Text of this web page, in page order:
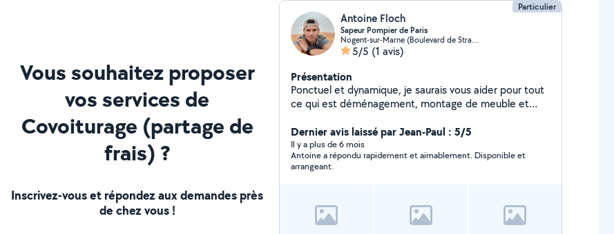
Vous souhaitez proposer
vos services de
Covoiturage (partage de
frais) ?
Inscrivez-vous et répondez aux demandes près
de chez vous !
Particulier
Antoine Floch
Sapeur Pompier de Paris
Nogent-sur-Marne (Boulevard de Strasbourg)
5/5 (1 avis)
Présentation
Ponctuel et dynamique, je saurais vous aider pour tout
ce qui est déménagement, montage de meuble et
Dernier avis laissé par Jean-Paul : 5/5
Il y a plus de 6 mois
Antoine a répondu rapidement et aimablement. Disponible et
arrangeant.